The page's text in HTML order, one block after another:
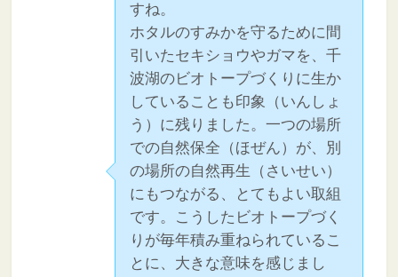
すね。
ホタルのすみかを守るために間
引いたセキショウやガマを、千
波湖のビオトープづくりに生か
していることも印象（いんしょ
う）に残りました。一つの場所
での自然保全（ほぜん）が、別
の場所の自然再生（さいせい）
にもつながる、とてもよい取組
です。こうしたビオトープづく
りが毎年積み重ねられているこ
とに、大きな意味を感じまし